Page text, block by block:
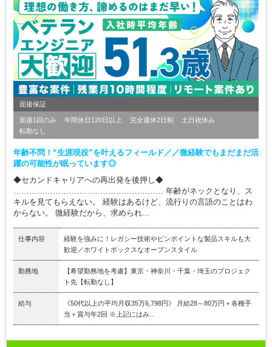
面接保証
面接1回のみ 年間休日120日以上 完全週休2日制
土日祝休み
転勤なし
年齢不問！“生涯現役”を叶えるフィールド／／微経験でもまだまだ活
躍の可能性が眠っています◎
◆セカンドキャリアへの再出発を後押し◆
………………………………………………… 年齢がネックとなり、ス
キルを見てもらえない。 経験はあるけど、流行りの言語のことはわ
からない。 微経験だから、求められ...
仕事内容
経験を強みに！レガシー技術やピンポイントな製品スキルも大
歓迎／ホワイトボックスなオープンスタイル
勤務地
【希望勤務地を考慮】東京・神奈川・千葉・埼玉のプロジェク
ト先【転勤なし】
給与
《50代以上の平均月収35万6,798円》 月給28～80万円＋各種手
当＋賞与年2回 ※上記にはみ...